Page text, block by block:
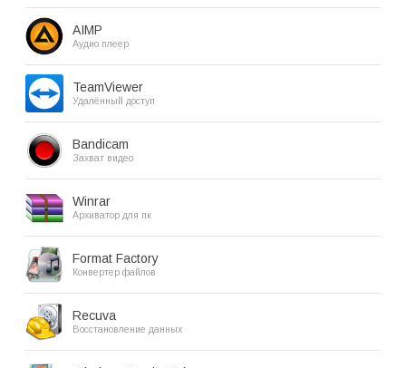
AIMP
Аудио плеер
TeamViewer
Удалённый доступ
Bandicam
Захват видео
Winrar
Архиватор для пк
Format Factory
Конвертер файлов
Recuva
Восстановление данных